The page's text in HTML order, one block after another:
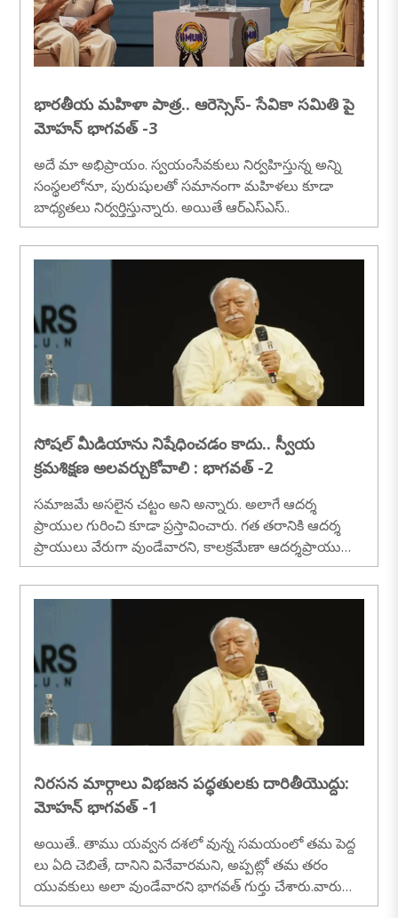
భారతీయ మహిళా పాత్ర.. ఆరెస్సెస్- సేవికా సమితి పై
మోహన్ భాగవత్ -3
అదే మా అభిప్రాయం. స్వయంసేవకులు నిర్వహిస్తున్న అన్ని
సంస్థలలోనూ, పురుషులతో సమానంగా మహిళలు కూడా
బాధ్యతలు నిర్వర్తిస్తున్నారు. అయితే ఆర్‌ఎస్‌ఎస్..
సోషల్ మీడియాను నిషేధించడం కాదు.. స్వీయ
క్రమశిక్షణ అలవర్చుకోవాలి : భాగవత్ -2
సమాజమే అసలైన చట్టం అని అన్నారు. అలాగే ఆదర్శ
ప్రాయుల గురించి కూడా ప్రస్తావించారు. గత తరానికి ఆదర్శ
ప్రాయులు వేరుగా వుండేవారని, కాలక్రమేణా ఆదర్శప్రాయులు
కూడా.....
నిరసన మార్గాలు విభజన పద్ధతులకు దారితీయొద్దు:
మోహన్ భాగవత్ -1
అయితే.. తాము యవ్వన దశలో వున్న సమయంలో తమ పెద్ద
లు ఏది చెబితే, దానిని వినేవారమని, అప్పట్లో తమ తరం
యువకులు అలా వుండేవారని భాగవత్ గుర్తు చేశారు.వారు
చెప్పిందే వినేవారం.....